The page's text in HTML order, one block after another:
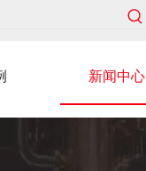
新闻中心